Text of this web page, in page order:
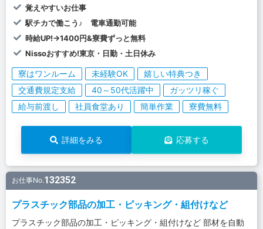
覚えやすいお仕事
駅チカで働こう♪ 電車通勤可能
時給UP!→1400円&寮費ずっと無料
Nissoおすすめ!東京・日勤・土日休み
寮はワンルーム 未経験OK
嬉しい特典つき
交通費規定支給
40～50代活躍中
ガッツリ稼ぐ
給与前渡し
社員食堂あり 簡単作業 寮費無料
詳細をみる 応募する
お仕事No.132352
プラスチック部品の加工・ピッキング・組付けなど
プラスチック部品の加工・ピッキング・組付けなど 部材を自動